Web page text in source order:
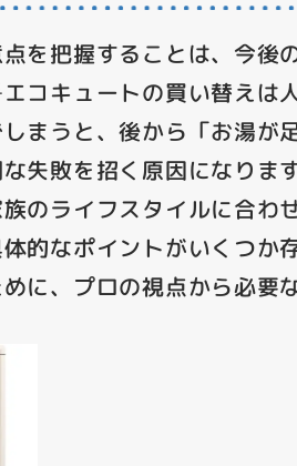
を把握することは、今後
エコキュートの買い替えは
まうと、後から「お湯が
失敗を招く原因になります
のライフスタイルに合わ
的なポイントがいくつか
に、プロの視点から必要